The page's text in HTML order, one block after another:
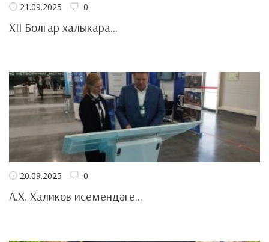
21.09.2025 0
XII Болгар халыкара...
20.09.2025 0
А.Х. Халиков исемендәге...